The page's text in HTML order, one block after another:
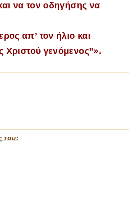
να τον οδηγήσης να
απ’ τον ήλιο και
Χριστού γενόμενος”».
του: